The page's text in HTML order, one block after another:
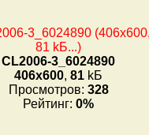
CL2006-3_6024890
406x600, 81 kБ
Просмотров: 328
Рейтинг: 0%